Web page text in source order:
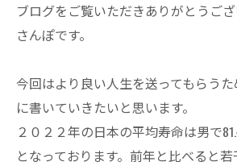
ブログをご覧いただきありがとうご
さんぽです。
今回はより良い人生を送ってもらう
に書いていきたいと思います。
２０２２年の日本の平均寿命は男で
となっております。前年と比べると